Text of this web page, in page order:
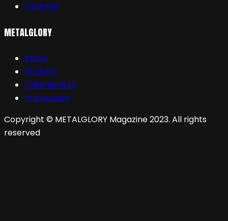
Galerien
METALGLORY
Team
Kontakt
Datenschutz
Impressum
Copyright © METALGLORY Magazine 2023. All rights
reserved